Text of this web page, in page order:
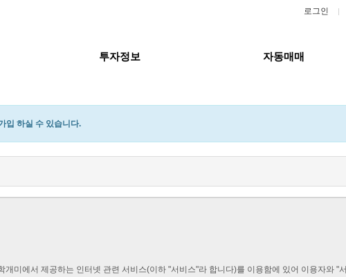
로그인
투자정보 자동매매
입 하실 수 있습니다.